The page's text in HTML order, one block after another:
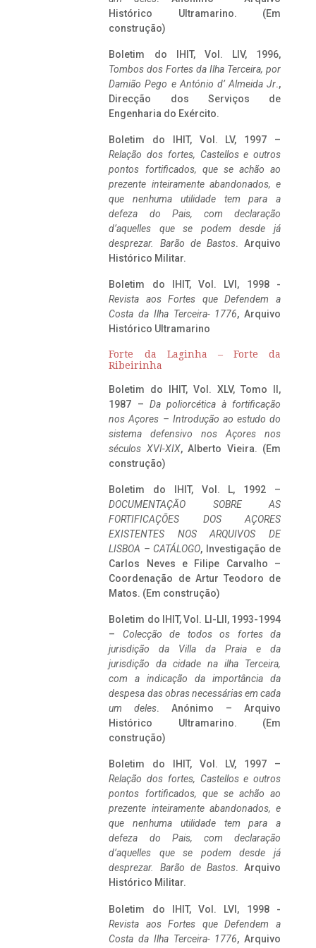
Histórico Ultramarino. (Em
construção)
Boletim do IHIT, Vol. LIV, 1996,
Tombos dos Fortes da Ilha Terceira, por
Damião Pego e António d’ Almeida Jr.,
Direcção dos Serviços de
Engenharia do Exército.
Boletim do IHIT, Vol. LV, 1997 –
Relação dos fortes, Castellos e outros
pontos fortificados, que se achão ao
prezente inteiramente abandonados, e
que nenhuma utilidade tem para a
defeza do Pais, com declaração
d’aquelles que se podem desde já
desprezar. Barão de Bastos. Arquivo
Histórico Militar.
Boletim do IHIT, Vol. LVI, 1998 -
Revista aos Fortes que Defendem a
Costa da Ilha Terceira- 1776, Arquivo
Histórico Ultramarino
Forte da Laginha – Forte da
Ribeirinha
Boletim do IHIT, Vol. XLV, Tomo II,
1987 – Da poliorcética à fortificação
nos Açores – Introdução ao estudo do
sistema defensivo nos Açores nos
séculos XVI-XIX, Alberto Vieira. (Em
construção)
Boletim do IHIT, Vol. L, 1992 –
DOCUMENTAÇÃO SOBRE AS
FORTIFICAÇÕES DOS AÇORES
EXISTENTES NOS ARQUIVOS DE
LISBOA – CATÁLOGO, Investigação de
Carlos Neves e Filipe Carvalho –
Coordenação de Artur Teodoro de
Matos. (Em construção)
Boletim do IHIT, Vol. LI-LII, 1993-1994
– Colecção de todos os fortes da
jurisdição da Villa da Praia e da
jurisdição da cidade na ilha Terceira,
com a indicação da importância da
despesa das obras necessárias em cada
um deles. Anónimo – Arquivo
Histórico Ultramarino. (Em
construção)
Boletim do IHIT, Vol. LV, 1997 –
Relação dos fortes, Castellos e outros
pontos fortificados, que se achão ao
prezente inteiramente abandonados, e
que nenhuma utilidade tem para a
defeza do Pais, com declaração
d’aquelles que se podem desde já
desprezar. Barão de Bastos. Arquivo
Histórico Militar.
Boletim do IHIT, Vol. LVI, 1998 -
Revista aos Fortes que Defendem a
Costa da Ilha Terceira- 1776, Arquivo